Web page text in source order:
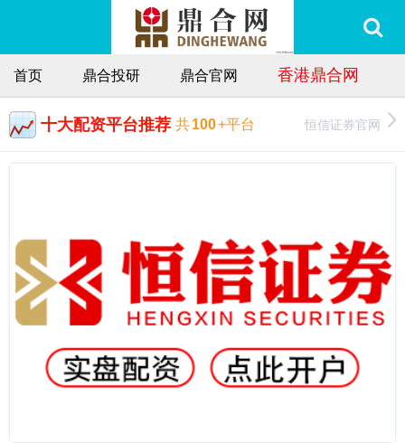
首页 鼎合投研 鼎合官网 香港鼎合网
十大配资平台推荐 共100+平台 恒信证券官网